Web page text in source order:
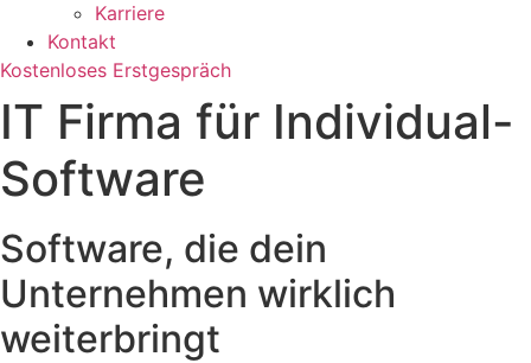
Karriere
Kontakt
Kostenloses Erstgespräch
IT Firma für Individual-
Software
Software, die dein
Unternehmen wirklich
weiterbringt